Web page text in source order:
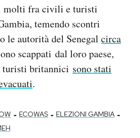
fra civili e turisti
temendo scontri
le autorità del Senegal circa
scappati dal loro paese,
turisti britannici sono stati
.
- ECOWAS - ELEZIONI GAMBIA -